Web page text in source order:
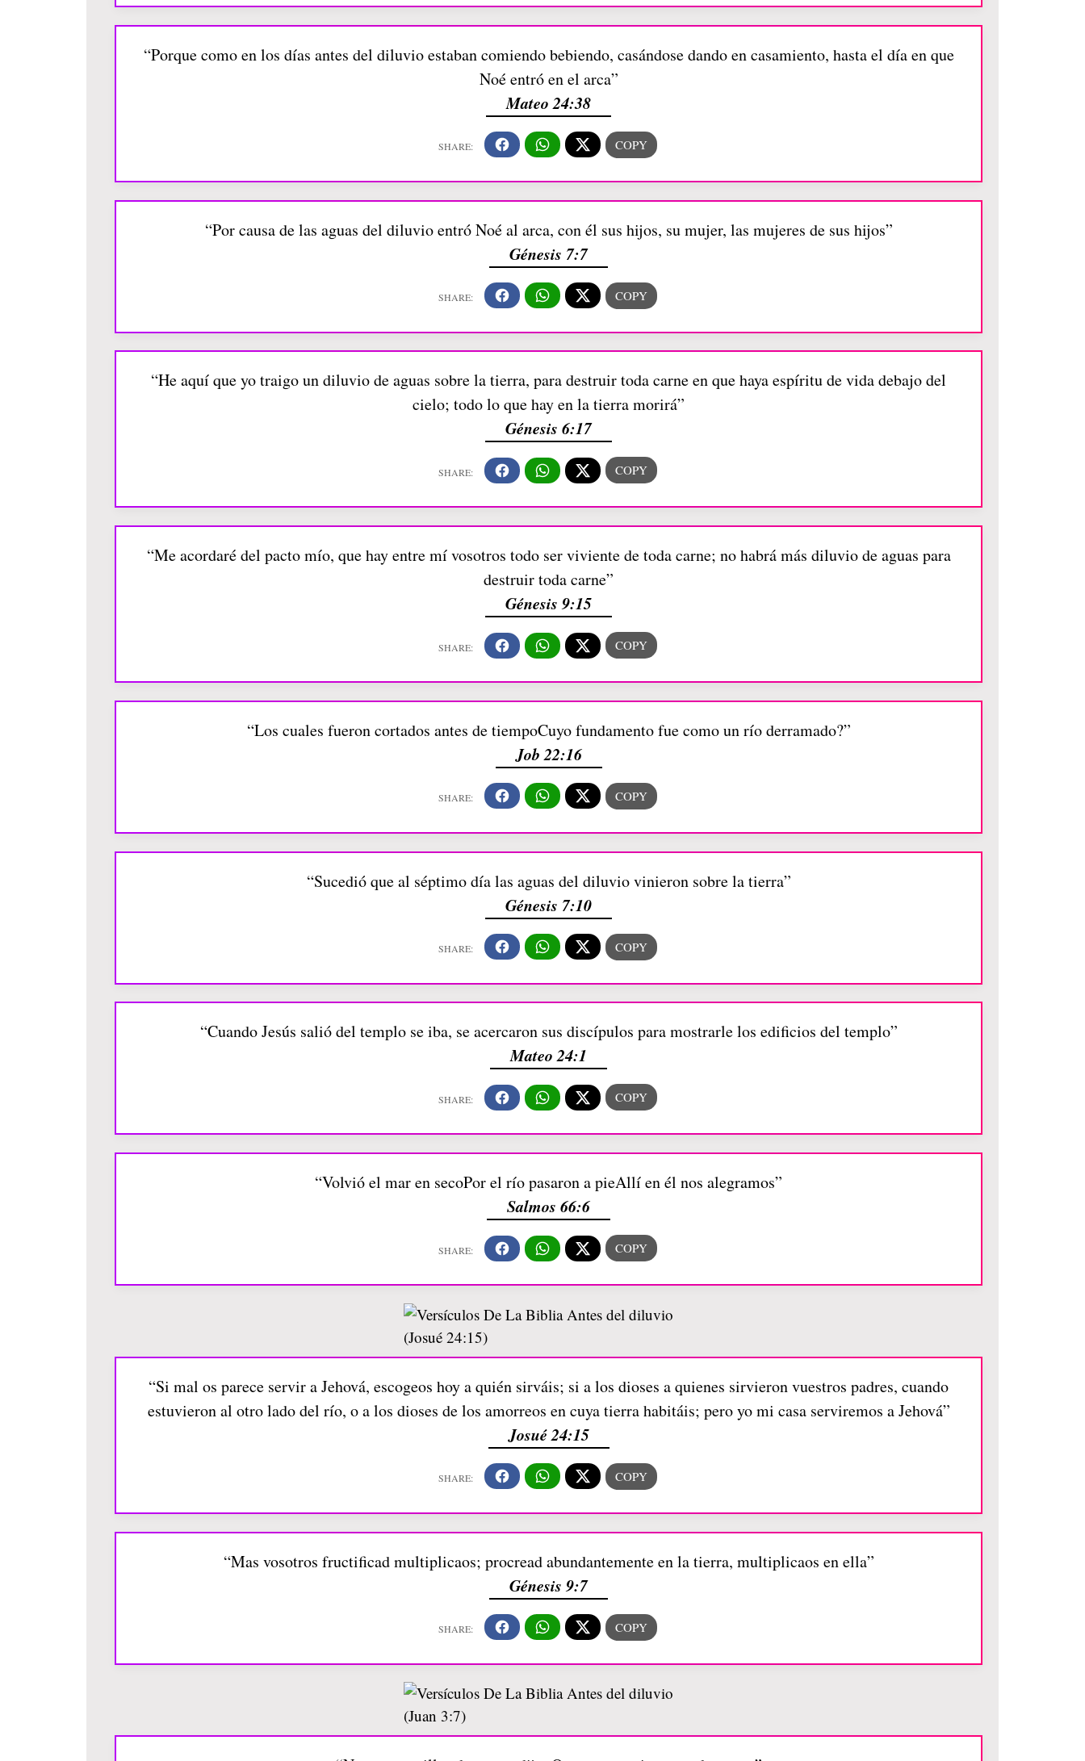
“Porque como en los días antes del diluvio estaban comiendo bebiendo, casándose dando en casamiento, hasta el día en que
Noé entró en el arca”
Mateo 24:38
“Por causa de las aguas del diluvio entró Noé al arca, con él sus hijos, su mujer, las mujeres de sus hijos”
Génesis 7:7
“He aquí que yo traigo un diluvio de aguas sobre la tierra, para destruir toda carne en que haya espíritu de vida debajo del
cielo; todo lo que hay en la tierra morirá”
Génesis 6:17
“Me acordaré del pacto mío, que hay entre mí vosotros todo ser viviente de toda carne; no habrá más diluvio de aguas para
destruir toda carne”
Génesis 9:15
“Los cuales fueron cortados antes de tiempoCuyo fundamento fue como un río derramado?”
Job 22:16
“Sucedió que al séptimo día las aguas del diluvio vinieron sobre la tierra”
Génesis 7:10
“Cuando Jesús salió del templo se iba, se acercaron sus discípulos para mostrarle los edificios del templo”
Mateo 24:1
“Volvió el mar en secoPor el río pasaron a pieAllí en él nos alegramos”
Salmos 66:6
“Si mal os parece servir a Jehová, escogeos hoy a quién sirváis; si a los dioses a quienes sirvieron vuestros padres, cuando
estuvieron al otro lado del río, o a los dioses de los amorreos en cuya tierra habitáis; pero yo mi casa serviremos a Jehová”
Josué 24:15
“Mas vosotros fructificad multiplicaos; procread abundantemente en la tierra, multiplicaos en ella”
Génesis 9:7